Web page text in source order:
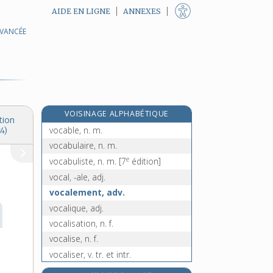
AIDE EN LIGNE ANNEXES
VOISINAGE ALPHABÉTIQUE
V.O., n. f.
vocable, n. m.
vocabulaire, n. m.
vocabuliste, n. m. [7e édition]
vocal, -ale, adj.
vocalement, adv.
vocalique, adj.
vocalisation, n. f.
vocalise, n. f.
vocaliser, v. tr. et intr.
vocalisme, n. m.